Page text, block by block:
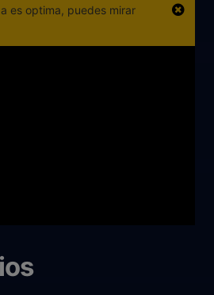
es optima, puedes mirar